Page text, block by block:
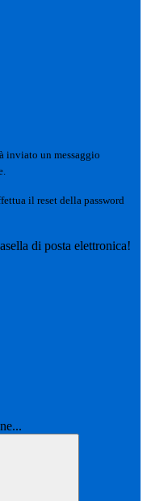
inviato un messaggio
il reset della password
di posta elettronica!